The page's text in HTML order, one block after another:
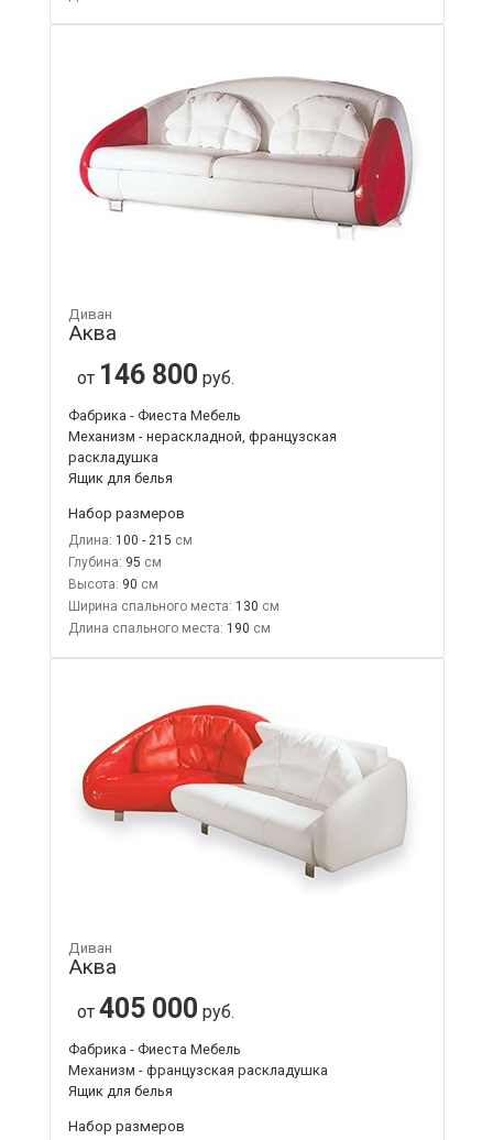
Диван
Аква
от 146 800 руб.
Фабрика - Фиеста Мебель
Механизм - нераскладной, французская
раскладушка
Ящик для белья
Набор размеров
Длина: 100 - 215
Глубина: 95
Высота: 90
Ширина спального места: 130
Длина спального места: 190
Диван
Аква
от 405 000 руб.
Фабрика - Фиеста Мебель
Механизм - французская раскладушка
Ящик для белья
Набор размеров